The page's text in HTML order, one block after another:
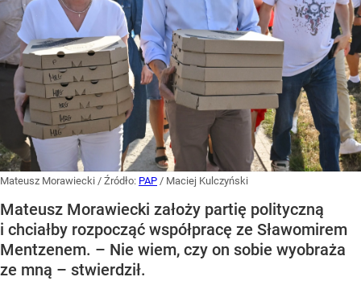
Mateusz Morawiecki / Źródło: PAP / Maciej Kulczyński
Mateusz Morawiecki założy partię polityczną
i chciałby rozpocząć współpracę ze Sławomirem
Mentzenem. – Nie wiem, czy on sobie wyobraża
ze mną – stwierdził.